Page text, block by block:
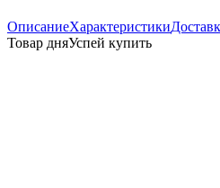
ОписаниеХарактеристики
Товар дняУспей купить